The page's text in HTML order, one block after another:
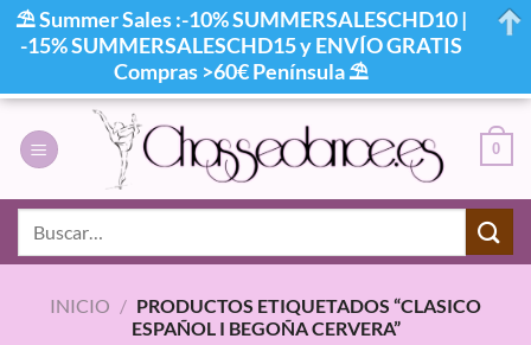
contenido
0
INICIO / PRODUCTOS ETIQUETADOS “CLASICO
ESPAÑOL I BEGOÑA CERVERA”
⛱ Summer Sales :-10% SUMMERSALESCHD10 |
-15% SUMMERSALESCHD15 y ENVÍO GRATIS
Compras >60€ Península ⛱